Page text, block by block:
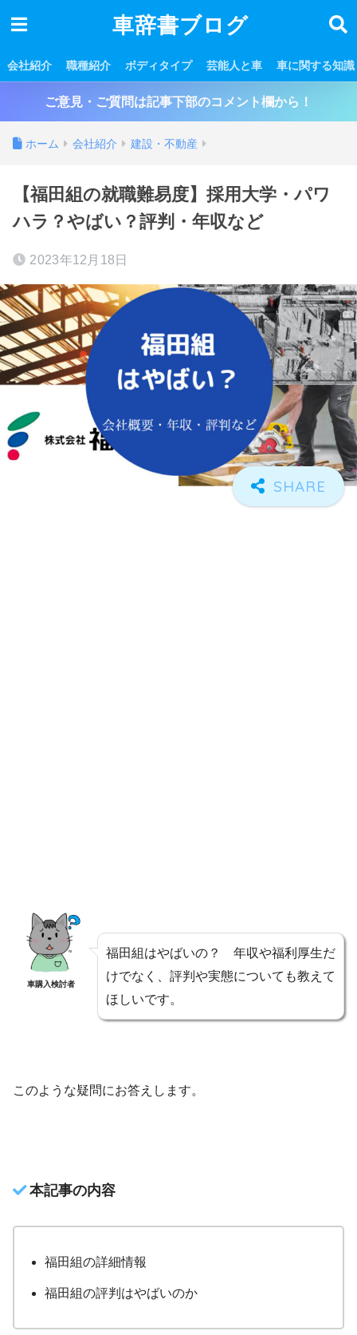
車辞書ブログ
会社紹介 職種紹介 ボディタイプ 芸能人と車 車に関する知識
ご意見・ご質問は記事下部のコメント欄から！
ホーム 会社紹介 建設・不動産
【福田組の就職難易度】採用大学・パワ
ハラ？やばい？評判・年収など
2023年12月18日
車購入検討者
福田組はやばいの？ 年収や福利厚生だ
けでなく、評判や実態についても教えて
ほしいです。
このような疑問にお答えします。
本記事の内容
福田組の詳細情報
福田組の評判はやばいのか